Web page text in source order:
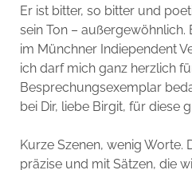
Er ist bitter, so bitter und
sein Ton – außergewöhnlich.
im Münchner Indiependent
ich darf mich ganz herzlich
Besprechungsexemplar
bei Dir, liebe Birgit, für diese
Kurze Szenen, wenig Worte.
präzise und mit Sätzen, die